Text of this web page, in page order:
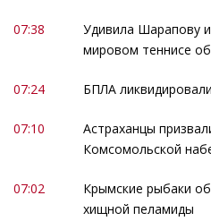
07:38
Удивила Шарапову
мировом теннисе
07:24 БПЛА
07:10
Астраханцы
Комсомольской
07:02
Крымские рыбаки
хищной пеламиды